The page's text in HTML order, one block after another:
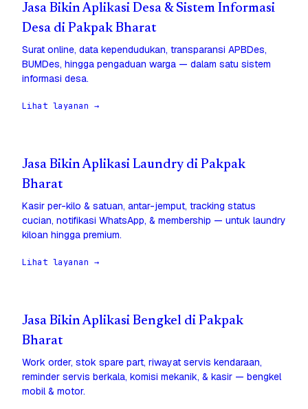
Jasa Bikin Aplikasi Desa & Sistem Informasi
Desa di Pakpak Bharat
Surat online, data kependudukan, transparansi APBDes,
BUMDes, hingga pengaduan warga — dalam satu sistem
informasi desa.
Lihat layanan →
Jasa Bikin Aplikasi Laundry di Pakpak
Bharat
Kasir per-kilo & satuan, antar-jemput, tracking status
cucian, notifikasi WhatsApp, & membership — untuk laundry
kiloan hingga premium.
Lihat layanan →
Jasa Bikin Aplikasi Bengkel di Pakpak
Bharat
Work order, stok spare part, riwayat servis kendaraan,
reminder servis berkala, komisi mekanik, & kasir — bengkel
mobil & motor.